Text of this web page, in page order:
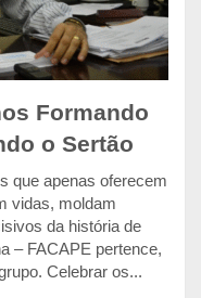
Formando
o Sertão
que apenas oferecem
vidas, moldam
da história de
– FACAPE pertence,
Celebrar os...